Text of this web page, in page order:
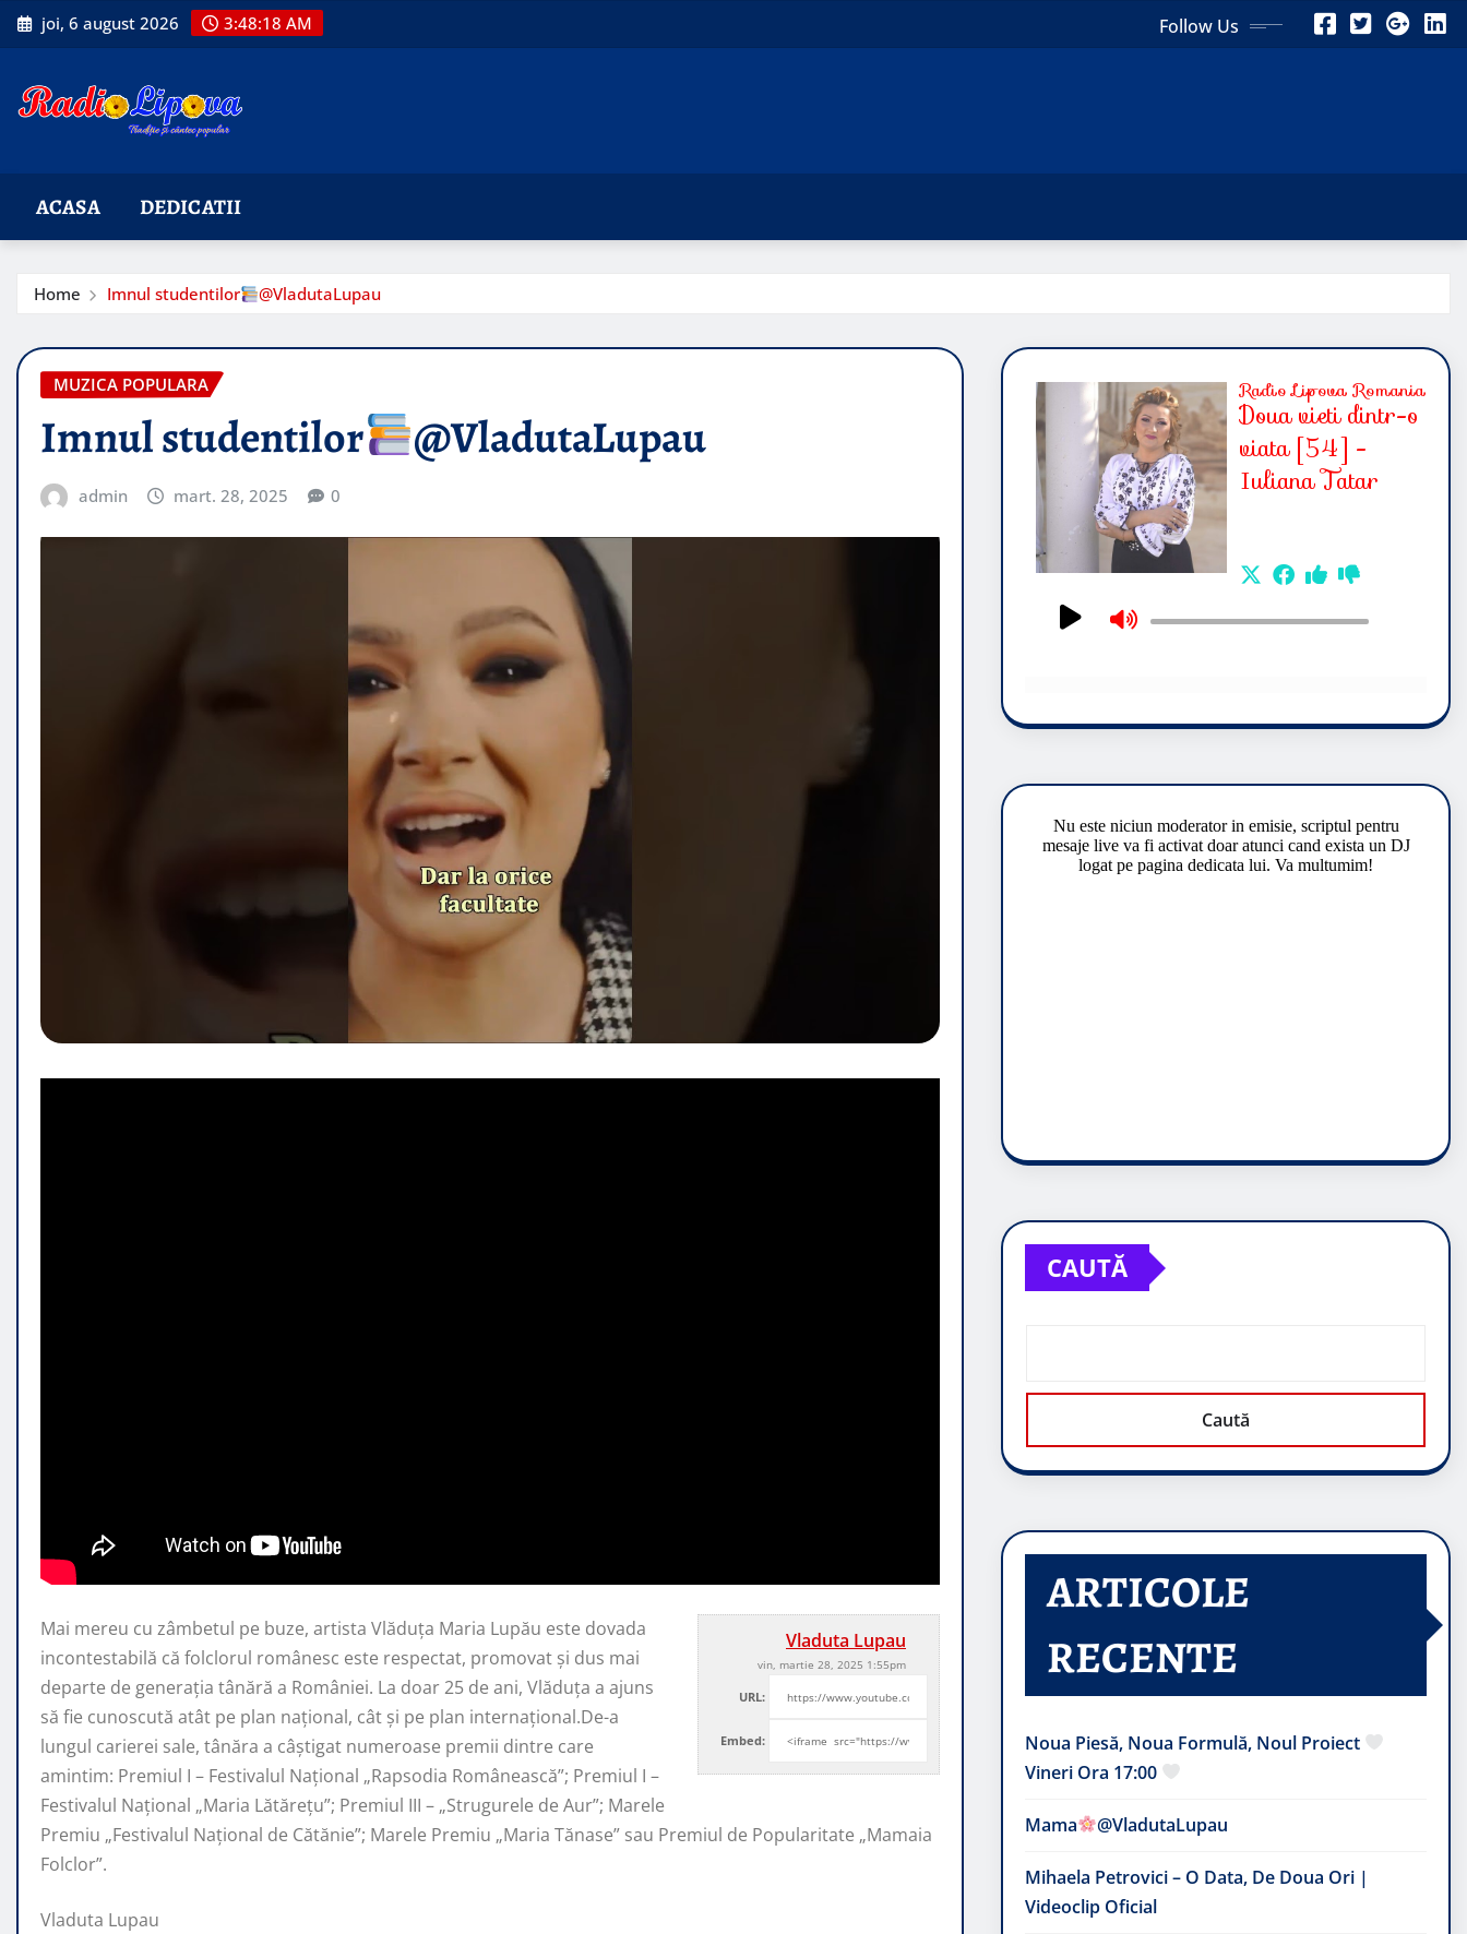
Skip
to
joi, 6 august 2026 3:48:19 AM Follow Us
ACASA DEDICATII
Home Imnul studentilor @VladutaLupau
MUZICA POPULARA
Imnul studentilor @VladutaLupau
admin mart. 28, 2025 0
Vladuta Lupau
vin, martie 28, 2025 1:55pm
URL:
Embed:
Mai mereu cu zâmbetul pe buze, artista Vlăduța Maria Lupău este dovada
incontestabilă că folclorul românesc este respectat, promovat şi dus mai
departe de generaţia tânără a României. La doar 25 de ani, Vlăduța a ajuns
să fie cunoscută atât pe plan naţional, cât şi pe plan internaţional.De-a
lungul carierei sale, tânăra a câştigat numeroase premii dintre care
amintim: Premiul I – Festivalul Național „Rapsodia Românească”; Premiul I –
Festivalul Național „Maria Lătărețu”; Premiul III – „Strugurele de Aur”; Marele
Premiu „Festivalul Național de Cătănie”; Marele Premiu „Maria Tănase” sau Premiul de Popularitate „Mamaia
Folclor”.
Vladuta Lupau
CAUTĂ
Caută
ARTICOLE
RECENTE
Noua Piesă, Noua Formulă, Noul Proiect
Vineri Ora 17:00
Mama @VladutaLupau
Mihaela Petrovici – O Data, De Doua Ori |
Videoclip Oficial